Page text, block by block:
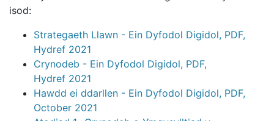
isod:
Strategaeth Llawn - Ein Dyfodol Digidol, PDF,
Hydref 2021
Crynodeb - Ein Dyfodol Digidol, PDF,
Hydref 2021
Hawdd ei ddarllen - Ein Dyfodol Digidol, PDF,
October 2021